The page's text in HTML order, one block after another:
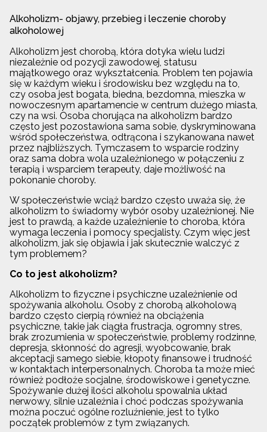
Alkoholizm- objawy, przebieg i leczenie choroby
alkoholowej
Alkoholizm jest chorobą, która dotyka wielu ludzi
niezależnie od pozycji zawodowej, statusu
majątkowego oraz wykształcenia. Problem ten pojawia
się w każdym wieku i środowisku bez względu na to,
czy osoba jest bogata, biedna, bezdomna, mieszka w
nowoczesnym apartamencie w centrum dużego miasta,
czy na wsi. Osoba chorująca na alkoholizm bardzo
często jest pozostawiona sama sobie, dyskryminowana
wśród społeczeństwa, odtrącona i szykanowana nawet
przez najbliższych. Tymczasem to wsparcie rodziny
oraz sama dobra wola uzależnionego w połączeniu z
terapią i wsparciem terapeuty, daje możliwość na
pokonanie choroby.
W społeczeństwie wciąż bardzo często uważa się, że
alkoholizm to świadomy wybór osoby uzależnionej. Nie
jest to prawdą, a każde uzależnienie to choroba, która
wymaga leczenia i pomocy specjalisty. Czym więc jest
alkoholizm, jak się objawia i jak skutecznie walczyć z
tym problemem?
Co to jest alkoholizm?
Alkoholizm to fizyczne i psychiczne uzależnienie od
spożywania alkoholu. Osoby z chorobą alkoholową
bardzo często cierpią również na obciążenia
psychiczne, takie jak ciągła frustracja, ogromny stres,
brak zrozumienia w społeczeństwie, problemy rodzinne,
depresja, skłonność do agresji, wyobcowanie, brak
akceptacji samego siebie, kłopoty finansowe i trudność
w kontaktach interpersonalnych. Choroba ta może mieć
również podłoże socjalne, środowiskowe i genetyczne.
Spożywanie dużej ilości alkoholu spowalnia układ
nerwowy, silnie uzależnia i choć podczas spożywania
można poczuć ogólne rozluźnienie, jest to tylko
początek problemów z tym związanych.